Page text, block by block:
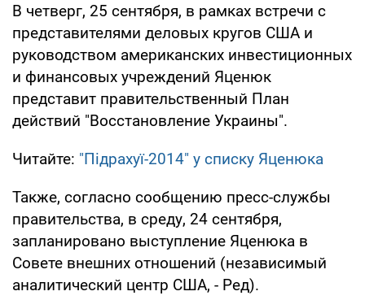
В четверг, 25 сентября, в рамках встречи с
представителями деловых кругов США и
руководством американских инвестиционных
и финансовых учреждений Яценюк
представит правительственный План
действий "Восстановление Украины".
Читайте: "Підрахуї-2014" у списку Яценюка
Также, согласно сообщению пресс-службы
правительства, в среду, 24 сентября,
запланировано выступление Яценюка в
Совете внешних отношений (независимый
аналитический центр США, - Ред).